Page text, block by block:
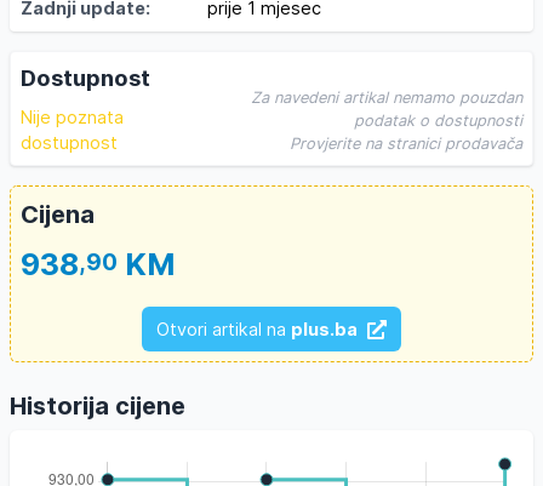
Zadnji update:
prije 1 mjesec
Dostupnost
Nije poznata
dostupnost
Za navedeni artikal nemamo pouzdan
podatak o dostupnosti
Provjerite na stranici prodavača
Cijena
938,90 KM
Otvori artikal na plus.ba
Historija cijene